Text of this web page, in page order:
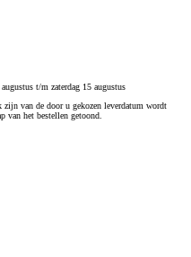
t/m zaterdag 15 augustus
zijn van de door u gekozen leverdatum wordt
van het bestellen getoond.